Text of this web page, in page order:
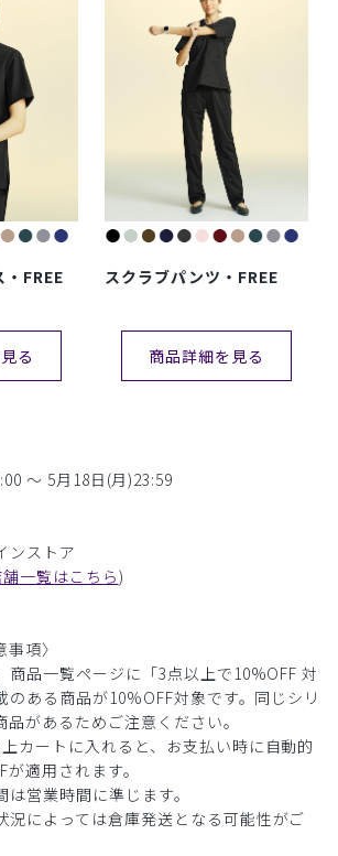
FREE
る
スクラブパンツ・FREE
商品詳細を見る
〜 5月18日(月)23:59
ンストア
一覧はこちら)
項〉
商品一覧ページに「3点以上で10%OFF 対
のある商品が10%OFF対象です。同じシリ
があるためご注意ください。
カートに入れると、お支払い時に自動的
適用されます。
は営業時間に準じます。
況によっては倉庫発送となる可能性がご